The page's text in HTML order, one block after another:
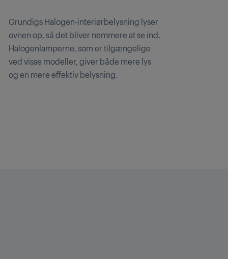
Grundigs Halogen-interiørbelysning lyser
ovnen op, så det bliver nemmere at se ind.
Halogenlamperne, som er tilgængelige
ved visse modeller, giver både mere lys
og en mere effektiv belysning.